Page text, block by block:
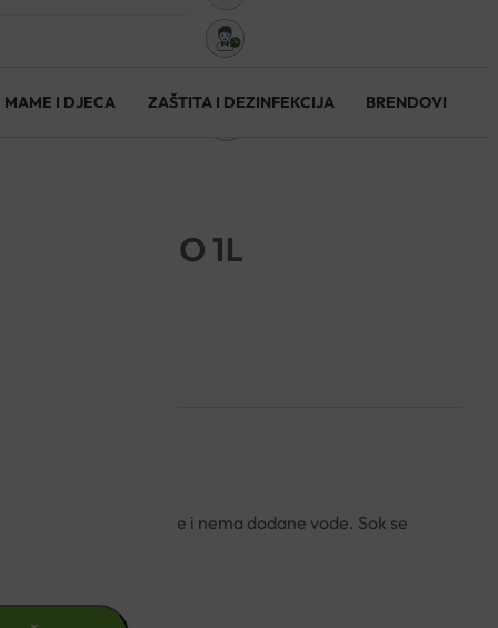
MAME I DJECA ZAŠTITA I DEZINFEKCIJA BRENDOVI
SOK BIO 1L
barbadenške aloje i nema dodane vode. Sok se